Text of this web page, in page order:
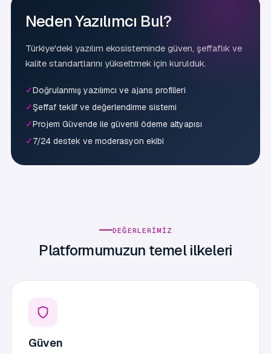
Neden Yazılımcı Bul?
Türkiye'deki yazılım ekosisteminde güven, şeffaflık ve
kalite standartlarını yükseltmek için kurulduk.
Doğrulanmış yazılımcı ve ajans profilleri
Şeffaf teklif ve değerlendirme sistemi
Projem Güvende ile güvenli ödeme altyapısı
7/24 destek ve moderasyon ekibi
DEĞERLERIMIZ
Platformumuzun temel ilkeleri
Güven